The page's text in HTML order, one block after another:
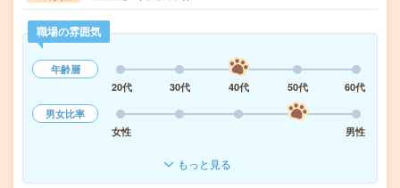
職場の雰囲気
年齢層
20代
30代 40代 50代
60代
男女比率
女性
男性
もっと見る